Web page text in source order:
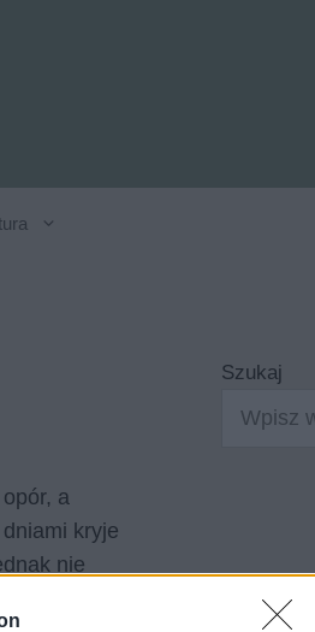
a
kryje
nie
Szukaj